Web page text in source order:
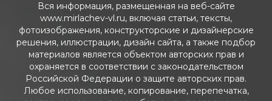
Вся информация, размещенная на веб-сайте
www.mirlachev-vl.ru, включая статьи, тексты,
фотоизображения, конструкторские и дизайнерские
решения, иллюстрации, дизайн сайта, а также подбор
материалов является объектом авторских прав и
охраняется в соответствии с законодательством
Российской Федерации о защите авторских прав.
Любое использование, копирование, перепечатка,